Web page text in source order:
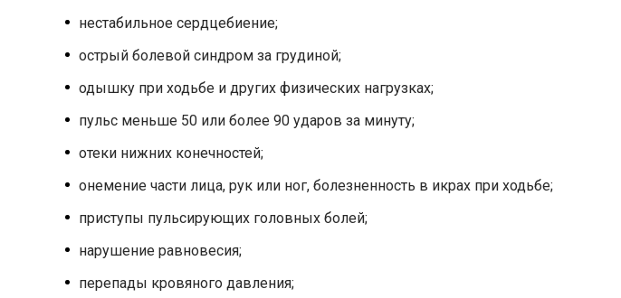
нестабильное сердцебиение;
острый болевой синдром за грудиной;
одышку при ходьбе и других физических нагрузках;
пульс меньше 50 или более 90 ударов за минуту;
отеки нижних конечностей;
онемение части лица, рук или ног, болезненность в икрах при ходьбе;
приступы пульсирующих головных болей;
нарушение равновесия;
перепады кровяного давления;